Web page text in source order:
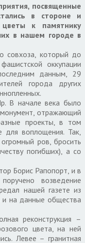
посвященные
в стороне и
к памятнику
в нашем городе в
совхоза, который до
оккупации
данным, 29
города других
В начале века было
отражающий
проекты, в том
воплощения. Так,
ров, бросить
погибших), а со
Борис Рапопорт, и в
возведение
нашей газете из
и на данные общества
реконструкция –
цвета, на ней
Левее – гранитная